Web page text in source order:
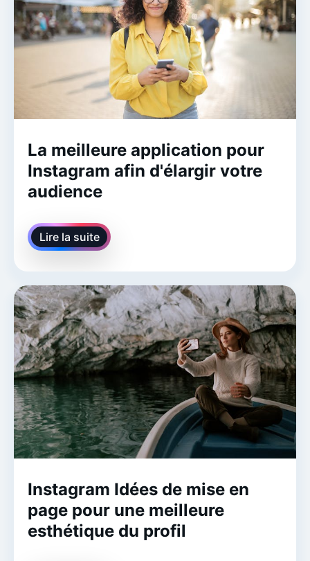
La meilleure application pour
Instagram afin d'élargir votre
audience
Lire la suite
Instagram Idées de mise en
page pour une meilleure
esthétique du profil